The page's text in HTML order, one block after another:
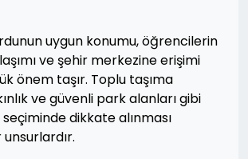
uygun konumu, öğrencilerin
ve şehir merkezine erişimi
önem taşır. Toplu taşıma
ve güvenli park alanları gibi
dikkate alınması